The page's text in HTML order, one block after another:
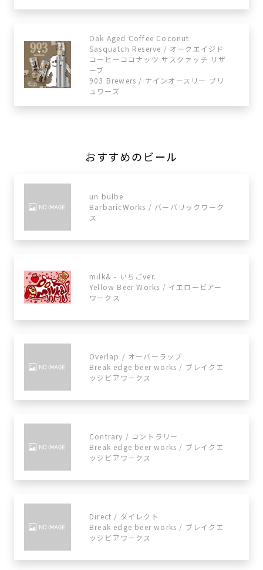
Oak Aged Coffee Coconut
Sasquatch Reserve / オークエイジド
コーヒーココナッツ サスクァッチ リザ
ーブ
903 Brewers / ナインオースリー ブリ
ュワーズ
おすすめのビール
un bulbe
BarbaricWorks / バーバリックワーク
ス
milk& - いちごver.
Yellow Beer Works / イエロービアー
ワークス
Overlap / オーバーラップ
Break edge beer works / ブレイクエ
ッジビアワークス
Contrary / コントラリー
Break edge beer works / ブレイクエ
ッジビアワークス
Direct / ダイレクト
Break edge beer works / ブレイクエ
ッジビアワークス